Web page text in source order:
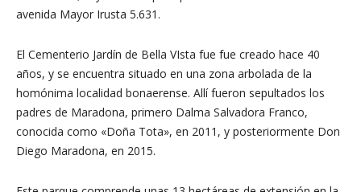
avenida Mayor Irusta 5.631.
El Cementerio Jardín de Bella VIsta fue fue creado hace 40
años, y se encuentra situado en una zona arbolada de la
homónima localidad bonaerense. Allí fueron sepultados los
padres de Maradona, primero Dalma Salvadora Franco,
conocida como «Doña Tota», en 2011, y posteriormente Don
Diego Maradona, en 2015.